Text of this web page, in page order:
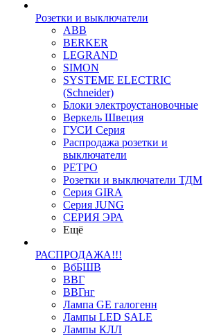
Розетки и выключатели
ABB
BERKER
LEGRAND
SIMON
SYSTEME ELECTRIC
(Schneider)
Блоки электроустановочные
Веркель Швеция
ГУСИ Серия
Распродажа розетки и
выключатели
РЕТРО
Розетки и выключатели ТДМ
Серия GIRA
Серия JUNG
СЕРИЯ ЭРА
Ещё
РАСПРОДАЖА!!!
ВбБШВ
ВВГ
ВВГнг
Лампа GE галогенн
Лампы LED SALE
Лампы КЛЛ